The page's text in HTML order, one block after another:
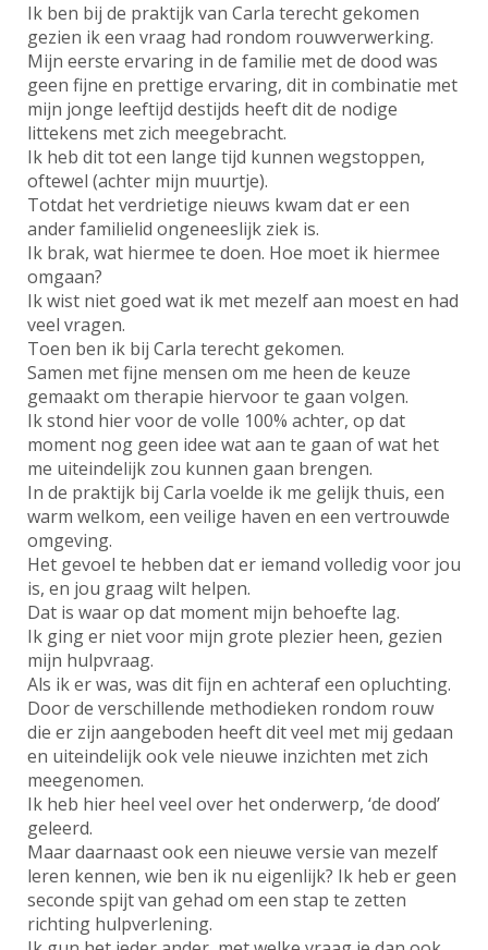
Ik ben bij de praktijk van Carla terecht gekomen
gezien ik een vraag had rondom rouwverwerking.
Mijn eerste ervaring in de familie met de dood was
geen fijne en prettige ervaring, dit in combinatie met
mijn jonge leeftijd destijds heeft dit de nodige
littekens met zich meegebracht.
Ik heb dit tot een lange tijd kunnen wegstoppen,
oftewel (achter mijn muurtje).
Totdat het verdrietige nieuws kwam dat er een
ander familielid ongeneeslijk ziek is.
Ik brak, wat hiermee te doen. Hoe moet ik hiermee
omgaan?
Ik wist niet goed wat ik met mezelf aan moest en had
veel vragen.
Toen ben ik bij Carla terecht gekomen.
Samen met fijne mensen om me heen de keuze
gemaakt om therapie hiervoor te gaan volgen.
Ik stond hier voor de volle 100% achter, op dat
moment nog geen idee wat aan te gaan of wat het
me uiteindelijk zou kunnen gaan brengen.
In de praktijk bij Carla voelde ik me gelijk thuis, een
warm welkom, een veilige haven en een vertrouwde
omgeving.
Het gevoel te hebben dat er iemand volledig voor jou
is, en jou graag wilt helpen.
Dat is waar op dat moment mijn behoefte lag.
Ik ging er niet voor mijn grote plezier heen, gezien
mijn hulpvraag.
Als ik er was, was dit fijn en achteraf een opluchting.
Door de verschillende methodieken rondom rouw
die er zijn aangeboden heeft dit veel met mij gedaan
en uiteindelijk ook vele nieuwe inzichten met zich
meegenomen.
Ik heb hier heel veel over het onderwerp, ‘de dood’
geleerd.
Maar daarnaast ook een nieuwe versie van mezelf
leren kennen, wie ben ik nu eigenlijk? Ik heb er geen
seconde spijt van gehad om een stap te zetten
richting hulpverlening.